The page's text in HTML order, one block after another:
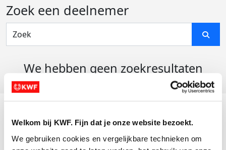
Welkom bij KWF. Fijn dat je onze website bezoekt.
We gebruiken cookies en vergelijkbare technieken om
Zoek een deelnemer
We hebben geen zoekresultaten
Actiematerialen
Evenementen